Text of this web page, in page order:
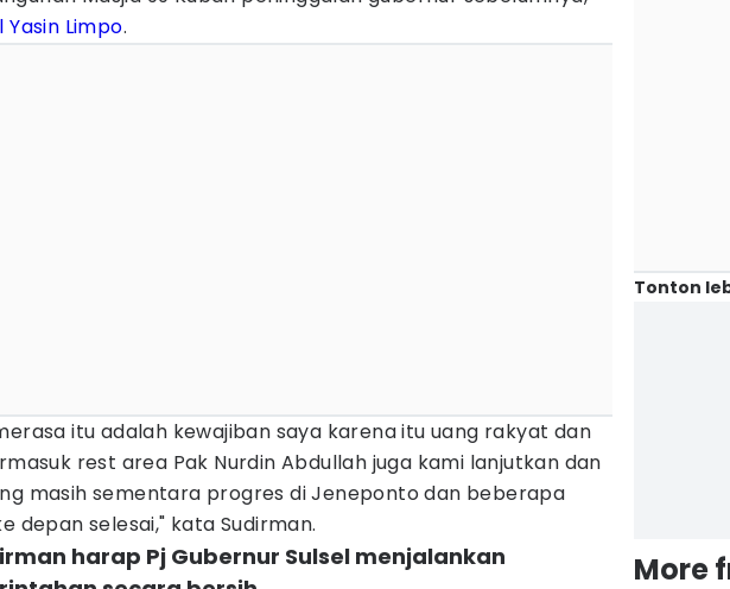
Yasin Limpo.
itu adalah kewajiban saya karena itu uang rakyat dan
rest area Pak Nurdin Abdullah juga kami lanjutkan dan
masih sementara progres di Jeneponto dan beberapa
depan selesai," kata Sudirman.
harap Pj Gubernur Sulsel menjalankan
Tonton
More